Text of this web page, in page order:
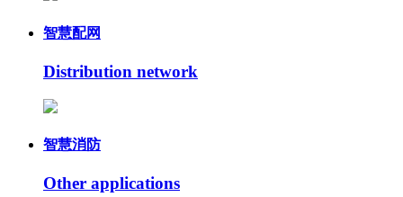
智慧配网
Distribution network
智慧消防
Other applications